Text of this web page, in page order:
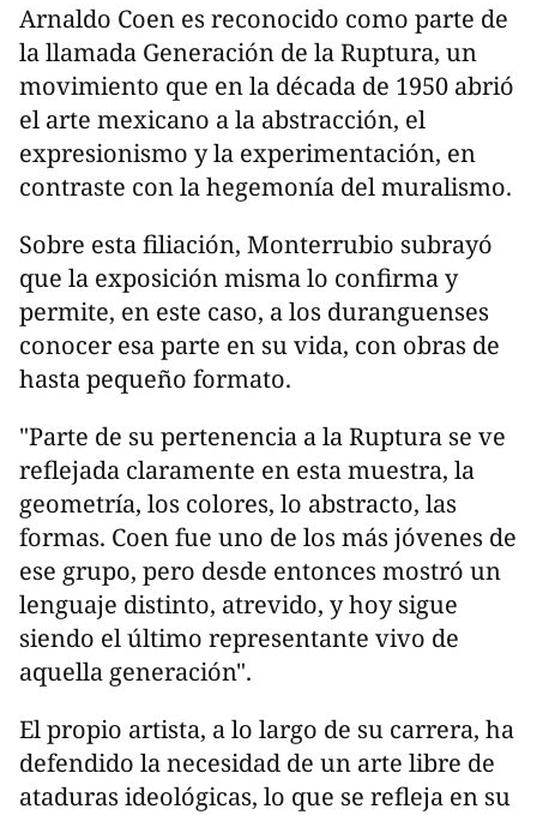
Arnaldo Coen es reconocido como parte de
la llamada Generación de la Ruptura, un
movimiento que en la década de 1950 abrió
el arte mexicano a la abstracción, el
expresionismo y la experimentación, en
contraste con la hegemonía del muralismo.
Sobre esta filiación, Monterrubio subrayó
que la exposición misma lo confirma y
permite, en este caso, a los duranguenses
conocer esa parte en su vida, con obras de
hasta pequeño formato.
"Parte de su pertenencia a la Ruptura se ve
reflejada claramente en esta muestra, la
geometría, los colores, lo abstracto, las
formas. Coen fue uno de los más jóvenes de
ese grupo, pero desde entonces mostró un
lenguaje distinto, atrevido, y hoy sigue
siendo el último representante vivo de
aquella generación".
El propio artista, a lo largo de su carrera, ha
defendido la necesidad de un arte libre de
ataduras ideológicas, lo que se refleja en su